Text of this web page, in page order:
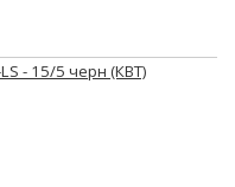
- 15/5 черн (КВТ)